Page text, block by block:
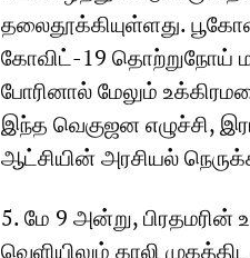
தலைதூக்கியுள்ளது.
கோவிட்-19 தொற்றுநோய்
போரினால் மேலும்
இந்த வெகுஜன எழுச்சி,
ஆட்சியின் அரசியல்
5. மே 9 அன்று,
வெளியிலும் காலி